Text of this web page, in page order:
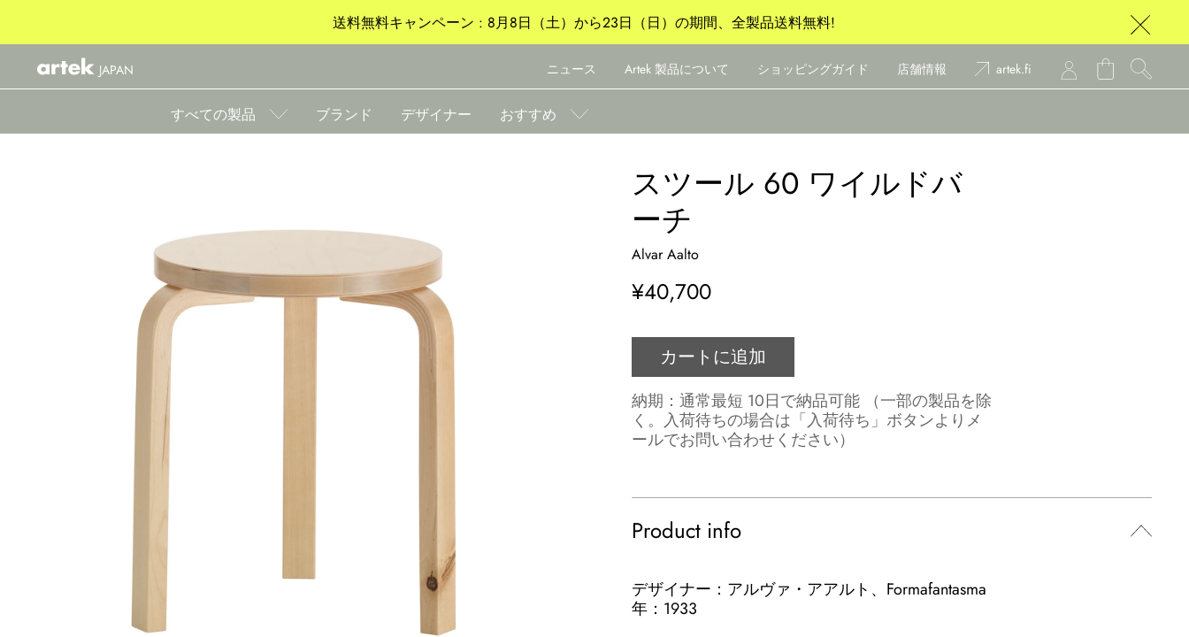
送料無料キャンペーン : 8月8日（土）から23日（日）の期間、全製品送料無料!
JAPAN ニュース Artek 製品について ショッピングガイド 店舗情報 artek.fi
すべての製品 ブランド デザイナー おすすめ
スツール 60 ワイルドバ
ーチ
Alvar Aalto
¥40,700
カートに追加
納期：通常最短 10日で納品可能 （一部の製品を除
く。入荷待ちの場合は「入荷待ち」ボタンよりメ
ールでお問い合わせください）
Product info
デザイナー：アルヴァ・アアルト、Formafantasma
年：1933